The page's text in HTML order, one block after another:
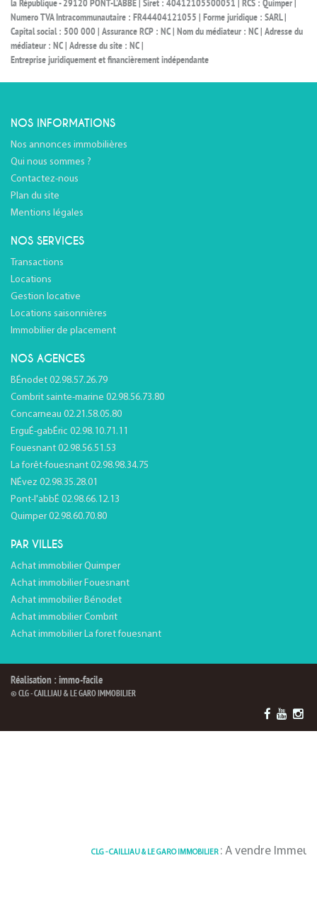
la République - 29120 PONT-L'ABBÉ | Siret : 40412105500051 | RCS : Quimper |
Numero TVA Intracommunautaire : FR44404121055 | Forme juridique : SARL |
Capital social : 500 000 | Assurance RCP : NC | Nom du médiateur : NC | Adresse du
médiateur : NC | Adresse du site : NC |
Entreprise juridiquement et financièrement indépendante
NOS INFORMATIONS
Nos annonces immobilières
Qui nous sommes ?
Contactez-nous
Plan du site
Mentions légales
NOS SERVICES
Transactions
Locations
Gestion locative
Locations saisonnières
Immobilier de placement
NOS AGENCES
BÉnodet 02.98.57.26.79
Combrit sainte-marine 02.98.56.73.80
Concarneau 02.21.58.05.80
ErguÉ-gabÉric 02.98.10.71.11
Fouesnant 02.98.56.51.53
La forêt-fouesnant 02.98.98.34.75
NÉvez 02.98.35.28.01
Pont-l'abbÉ 02.98.66.12.13
Quimper 02.98.60.70.80
PAR VILLES
Achat immobilier Quimper
Achat immobilier Fouesnant
Achat immobilier Bénodet
Achat immobilier Combrit
Achat immobilier La foret fouesnant
Réalisation : immo-facile
© CLG - CAILLIAU & LE GARO IMMOBILIER
CLG - CAILLIAU & LE GARO IMMOBILIER: A vendre Immeuble 715 m²